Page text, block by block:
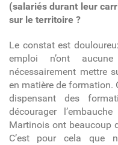
(salariés durant leur
sur le territoire ?
Le constat est
emploi n’ont
nécessairement mettre
en matière de formation.
dispensant des
décourager
Martinois ont beaucoup
C’est pour cela que